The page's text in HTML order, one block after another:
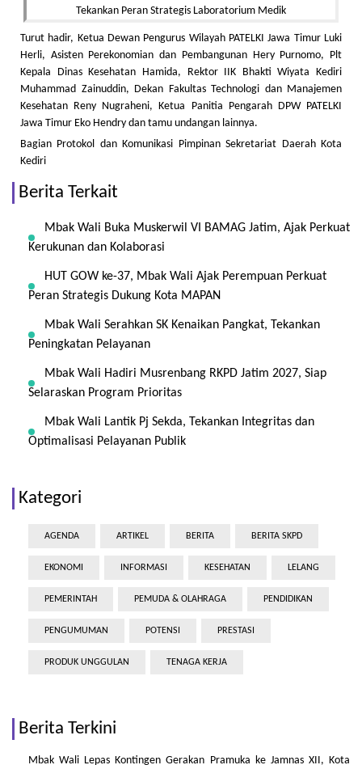
Turut hadir, Ketua Dewan Pengurus Wilayah PATELKI Jawa Timur Luki
Herli, Asisten Perekonomian dan Pembangunan Hery Purnomo, Plt
Kepala Dinas Kesehatan Hamida, Rektor IIK Bhakti Wiyata Kediri
Muhammad Zainuddin, Dekan Fakultas Technologi dan Manajemen
Kesehatan Reny Nugraheni, Ketua Panitia Pengarah DPW PATELKI
Jawa Timur Eko Hendry dan tamu undangan lainnya.
Bagian Protokol dan Komunikasi Pimpinan Sekretariat Daerah Kota
Kediri
Berita Terkait
Mbak Wali Buka Muskerwil VI BAMAG Jatim, Ajak Perkuat
Kerukunan dan Kolaborasi
HUT GOW ke-37, Mbak Wali Ajak Perempuan Perkuat
Peran Strategis Dukung Kota MAPAN
Mbak Wali Serahkan SK Kenaikan Pangkat, Tekankan
Peningkatan Pelayanan
Mbak Wali Hadiri Musrenbang RKPD Jatim 2027, Siap
Selaraskan Program Prioritas
Mbak Wali Lantik Pj Sekda, Tekankan Integritas dan
Optimalisasi Pelayanan Publik
Kategori
AGENDA ARTIKEL BERITA BERITA SKPD
EKONOMI INFORMASI KESEHATAN LELANG
PEMERINTAH PEMUDA & OLAHRAGA PENDIDIKAN
PENGUMUMAN POTENSI PRESTASI
PRODUK UNGGULAN TENAGA KERJA
Berita Terkini
Mbak Wali Lepas Kontingen Gerakan Pramuka ke Jamnas XII, Kota